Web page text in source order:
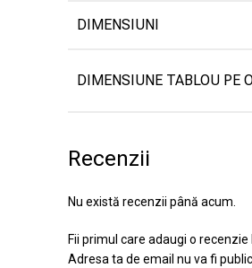
DIMENSIUNI
DIMENSIUNE TABLOU PE
Recenzii
Nu există recenzii până acum.
Fii primul care adaugi o
Adresa ta de email nu va fi